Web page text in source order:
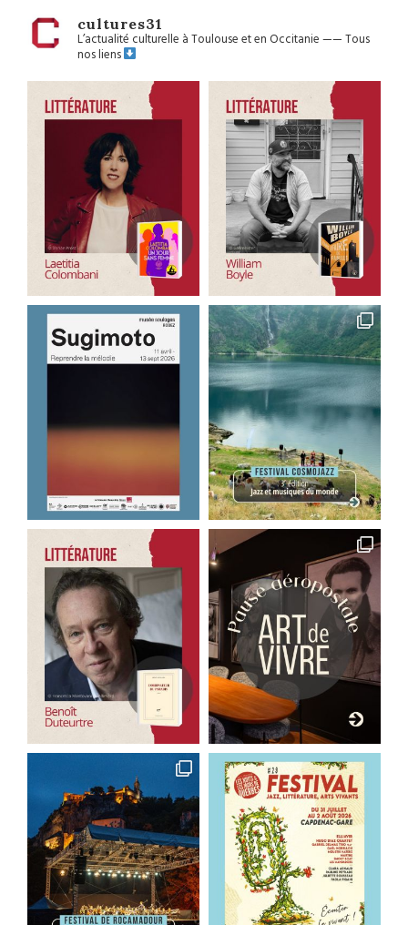
cultures31
L’actualité culturelle à Toulouse et en Occitanie——Tous
nos liens